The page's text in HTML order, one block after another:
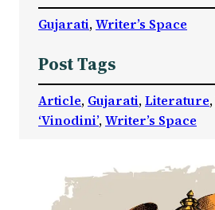
Gujarati, Writer’s Space
Post Tags
Article, Gujarati, Literature,
‘Vinodini’, Writer’s Space